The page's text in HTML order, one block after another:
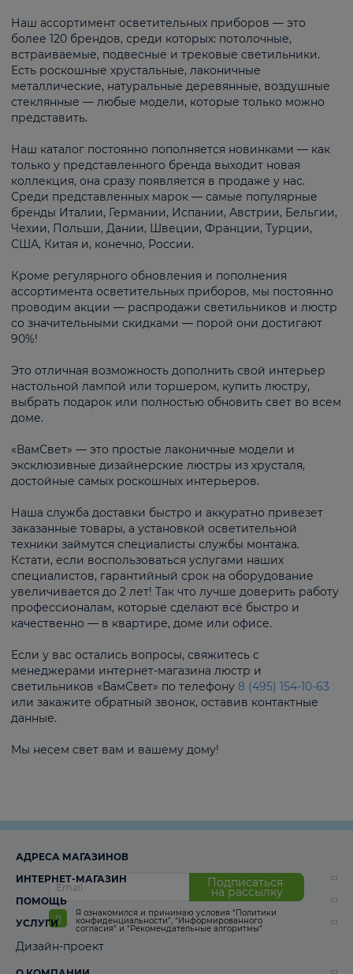
Наш ассортимент осветительных приборов — это
более 120 брендов, среди которых: потолочные,
встраиваемые, подвесные и трековые светильники.
Есть роскошные хрустальные, лаконичные
металлические, натуральные деревянные, воздушные
стеклянные — любые модели, которые только можно
представить.
Наш каталог постоянно пополняется новинками — как
только у представленного бренда выходит новая
коллекция, она сразу появляется в продаже у нас.
Среди представленных марок — самые популярные
бренды Италии, Германии, Испании, Австрии, Бельгии,
Чехии, Польши, Дании, Швеции, Франции, Турции,
США, Китая и, конечно, России.
Кроме регулярного обновления и пополнения
ассортимента осветительных приборов, мы постоянно
проводим акции — распродажи светильников и люстр
со значительными скидками — порой они достигают
90%!
Это отличная возможность дополнить свой интерьер
настольной лампой или торшером, купить люстру,
выбрать подарок или полностью обновить свет во всем
доме.
«ВамСвет» — это простые лаконичные модели и
эксклюзивные дизайнерские люстры из хрусталя,
достойные самых роскошных интерьеров.
Наша служба доставки быстро и аккуратно привезет
заказанные товары, а установкой осветительной
техники займутся специалисты службы монтажа.
Кстати, если воспользоваться услугами наших
специалистов, гарантийный срок на оборудование
увеличивается до 2 лет! Так что лучше доверить работу
профессионалам, которые сделают всё быстро и
качественно — в квартире, доме или офисе.
Если у вас остались вопросы, свяжитесь с
менеджерами интернет-магазина люстр и
светильников «ВамСвет» по телефону 8 (495) 154-10-63
или закажите обратный звонок, оставив контактные
данные.
Мы несем свет вам и вашему дому!
Подписаться
на рассылку
Я ознакомился и принимаю условия “Политики
конфиденциальности”, “Информированного
согласия“ и “Рекомендательные алгоритмы“
АДРЕСА МАГАЗИНОВ
ИНТЕРНЕТ-МАГАЗИН
ПОМОЩЬ
УСЛУГИ
Дизайн-проект